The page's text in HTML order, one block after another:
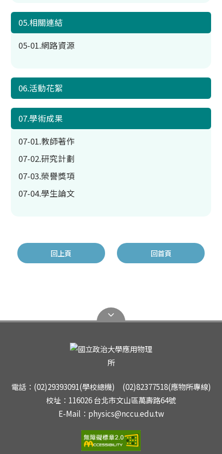
05.相關連結
05-01.網路資源
06.活動花絮
07.學術成果
07-01.教師著作
07-02.研究計劃
07-03.榮譽獎項
07-04.學生論文
回上頁 回首頁
電話：(02)29393091(學校總機) (02)82377518(應物所專線)
校址：116026 台北市文山區萬壽路64號
E-Mail：physics@nccu.edu.tw